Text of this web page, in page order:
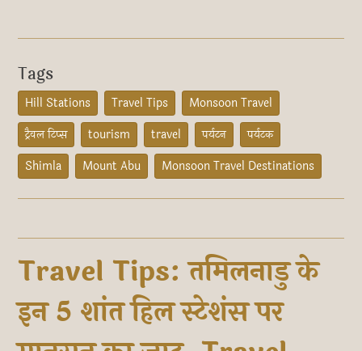
Tags
Hill Stations Travel Tips
Monsoon Travel
ट्रैवल टिप्स
tourism travel पर्यटन
पर्यटक
Shimla
Mount Abu Monsoon Travel Destinations
Travel Tips: तमिलनाडु के
इन 5 शांत हिल स्टेशंस पर